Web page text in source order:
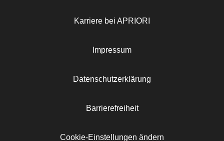
Karriere bei APRIORI
Impressum
Datenschutzerklärung
Barrierefreiheit
Cookie-Einstellungen ändern